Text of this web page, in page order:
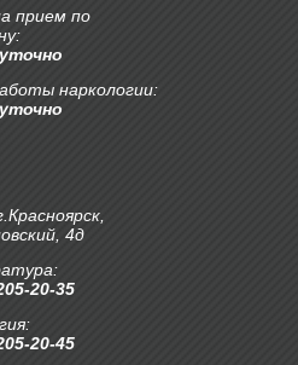
руб.
руб.
прием по
наркологии:
4д
20-35
20-45